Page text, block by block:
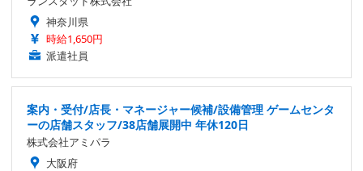
神奈川県
時給1,650円
派遣社員
案内・受付/店長・マネージャー候補/設備管理 ゲームセンタ
ーの店舗スタッフ/38店舗展開中 年休120日
株式会社アミパラ
大阪府